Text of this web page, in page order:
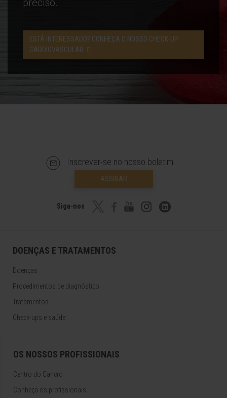
preciso.
ESTÁ INTERESSADO? CONHEÇA O NOSSO CHECK-UP
CARDIOVASCULAR
Inscrever-se no nosso boletim
ASSINAR
Siga-nos
DOENÇAS E TRATAMENTOS
Doenças
Procedimentos de diagnóstico
Tratamentos
Check-ups e saúde
OS NOSSOS PROFISSIONAIS
Centro do Cancro
Conheça os profissionais